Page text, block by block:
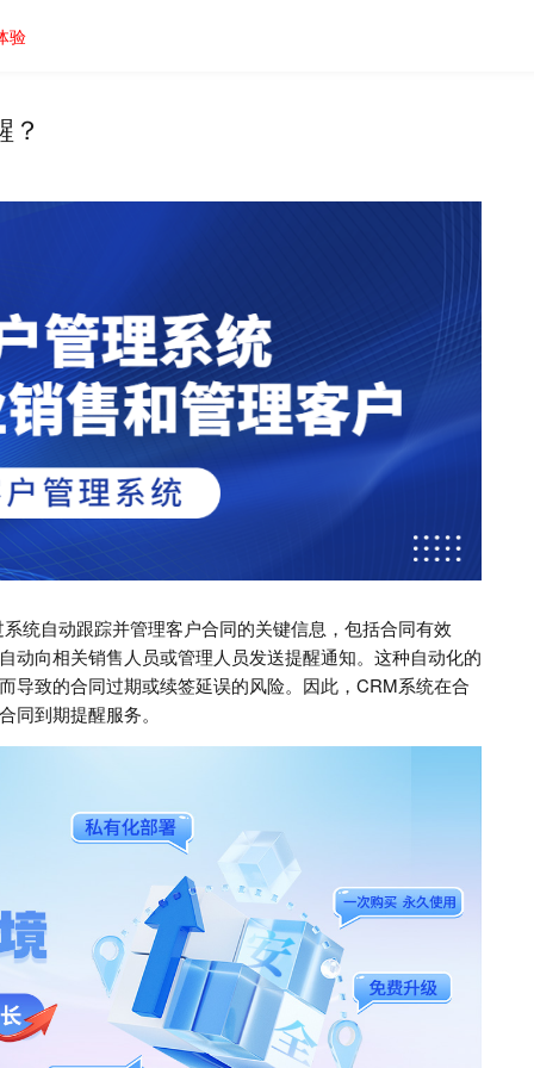
验
？
统自动跟踪并管理客户合同的关键信息，包括合同有效
动向相关销售人员或管理人员发送提醒通知。这种自动化的
导致的合同过期或续签延误的风险。因此，CRM系统在合
同到期提醒服务。